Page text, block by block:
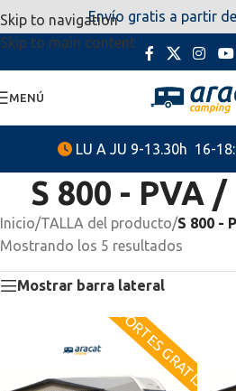
Skip to navigation
Skip to main content
estaremos disponibles.
MENÚ
LU A JU 9-13.30h 16-
S 800 - PVA
Inicio/TALLA del producto/S 800 -
Mostrando los 5 resultados
Envío gratis a partir de
Mostrar barra lateral
PORTES GRATIS